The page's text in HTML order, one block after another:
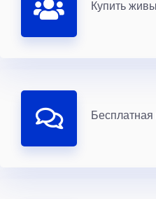
Купить
Бесплатная